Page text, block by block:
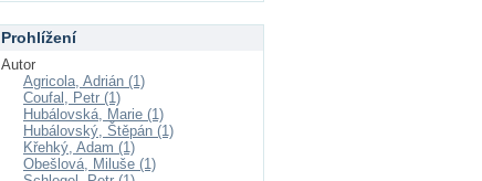
Prohlížení
Autor
Agricola, Adrián (1)
Coufal, Petr (1)
Hubálovská, Marie (1)
Hubálovský, Štěpán (1)
Křehký, Adam (1)
Obešlová, Miluše (1)